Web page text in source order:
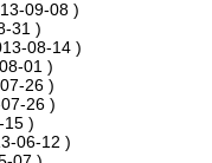
09-08 )
31 )
08-14 )
01 )
26 )
26 )
15 )
06-12 )